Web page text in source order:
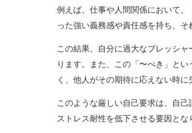
例えば、仕事や人間関係において
った強い義務感や責任感を持ち、そ
この結果、自分に過大なプレッシ
ります。また、この「〜べき」と
く、他人がその期待に応えない時に
このような厳しい自己要求は、自
ストレス耐性を低下させる要因とな